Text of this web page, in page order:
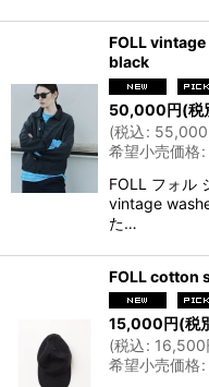
FOLL
black
50,000円(税
(税込: 55,000
希望小売価格:
FOLL フォル
vintage
た…
FOLL cotton
15,000 円(税
(税込: 16,500
希望小売価格: